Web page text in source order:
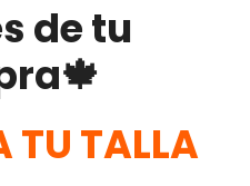
de tu
TU TALLA